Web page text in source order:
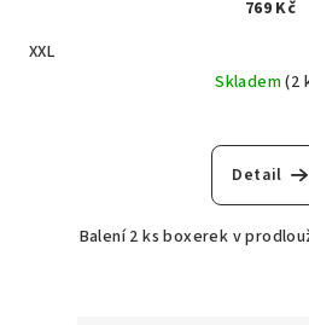
769 Kč
XXL
Skladem(2
Detail
Balení 2 ks boxerek v